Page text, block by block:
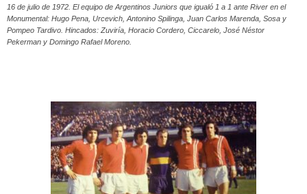
16 de julio de 1972. El equipo de Argentinos Juniors que igualó 1 a 1 ante River en el
Monumental: Hugo Pena, Urcevich, Antonino Spilinga, Juan Carlos Marenda, Sosa y
Pompeo Tardivo. Hincados: Zuviría, Horacio Cordero, Ciccarelo, José Néstor
Pekerman y Domingo Rafael Moreno.